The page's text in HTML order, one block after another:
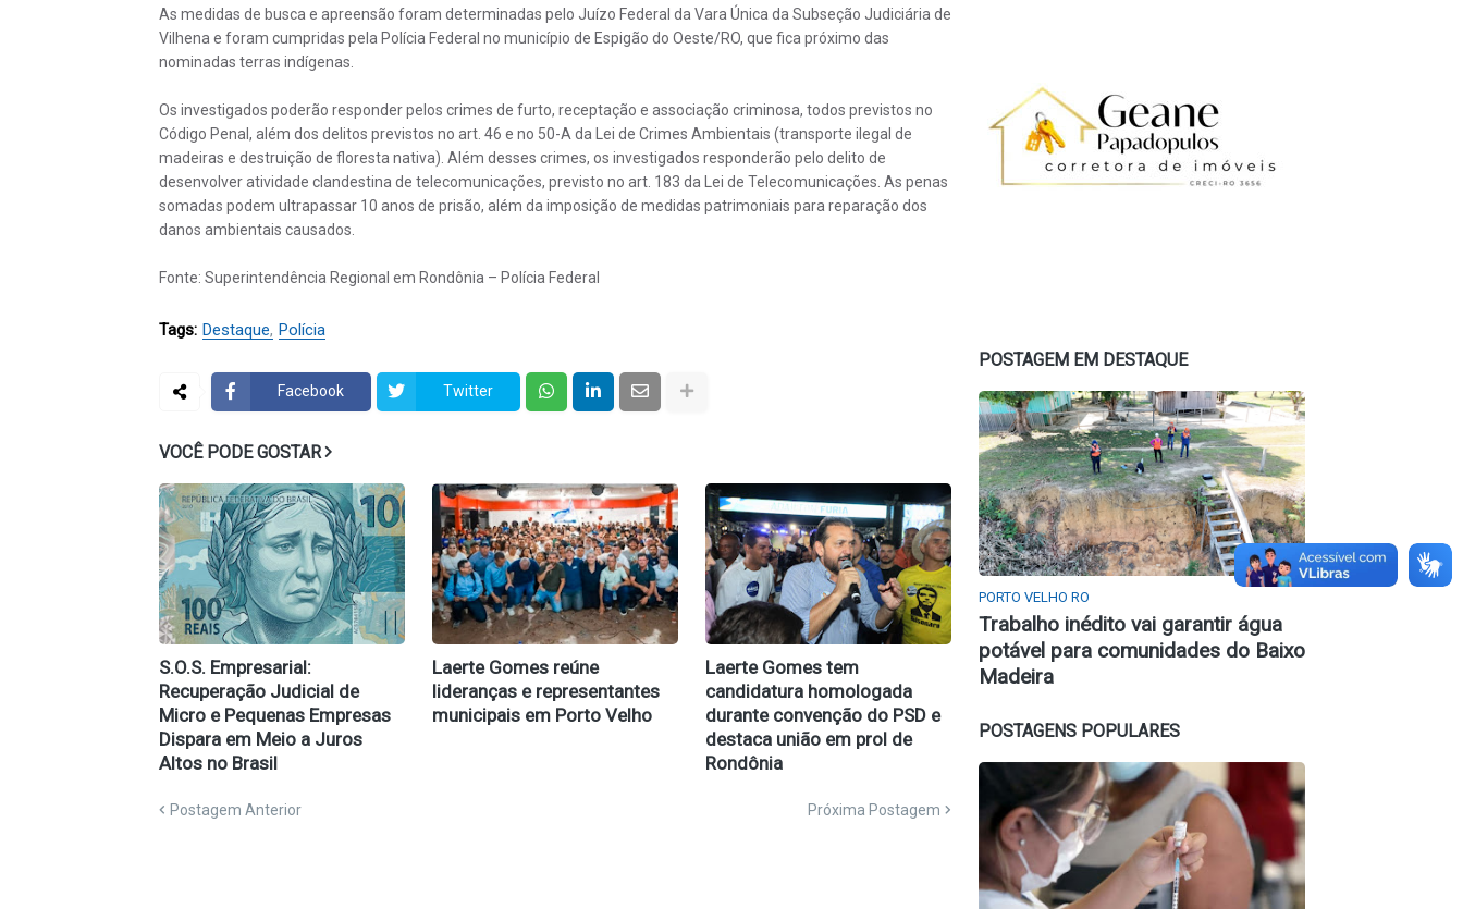
As medidas de busca e apreensão foram determinadas pelo Juízo Federal da Vara Única da Subseção Judiciária de
Vilhena e foram cumpridas pela Polícia Federal no município de Espigão do Oeste/RO, que fica próximo das
nominadas terras indígenas.
Os investigados poderão responder pelos crimes de furto, receptação e associação criminosa, todos previstos no
Código Penal, além dos delitos previstos no art. 46 e no 50-A da Lei de Crimes Ambientais (transporte ilegal de
madeiras e destruição de floresta nativa). Além desses crimes, os investigados responderão pelo delito de
desenvolver atividade clandestina de telecomunicações, previsto no art. 183 da Lei de Telecomunicações. As penas
somadas podem ultrapassar 10 anos de prisão, além da imposição de medidas patrimoniais para reparação dos
danos ambientais causados.
Fonte: Superintendência Regional em Rondônia – Polícia Federal
Tags: Destaque Polícia
Facebook Twitter
VOCÊ PODE GOSTAR
S.O.S. Empresarial:
Recuperação Judicial de
Micro e Pequenas Empresas
Dispara em Meio a Juros
Altos no Brasil
Laerte Gomes reúne
lideranças e representantes
municipais em Porto Velho
Laerte Gomes tem
candidatura homologada
durante convenção do PSD e
destaca união em prol de
Rondônia
Postagem Anterior Próxima Postagem
POSTAGEM EM DESTAQUE
PORTO VELHO RO
Trabalho inédito vai garantir água
potável para comunidades do Baixo
Madeira
POSTAGENS POPULARES